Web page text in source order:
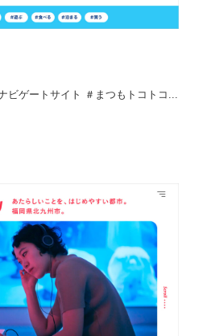
ビゲートサイト ＃まつもトコトコ...